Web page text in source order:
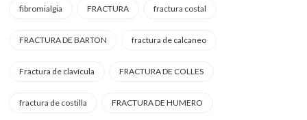
fibromialgia FRACTURA fractura costal
FRACTURA DE BARTON fractura de calcaneo
Fractura de clavícula FRACTURA DE COLLES
fractura de costilla FRACTURA DE HUMERO